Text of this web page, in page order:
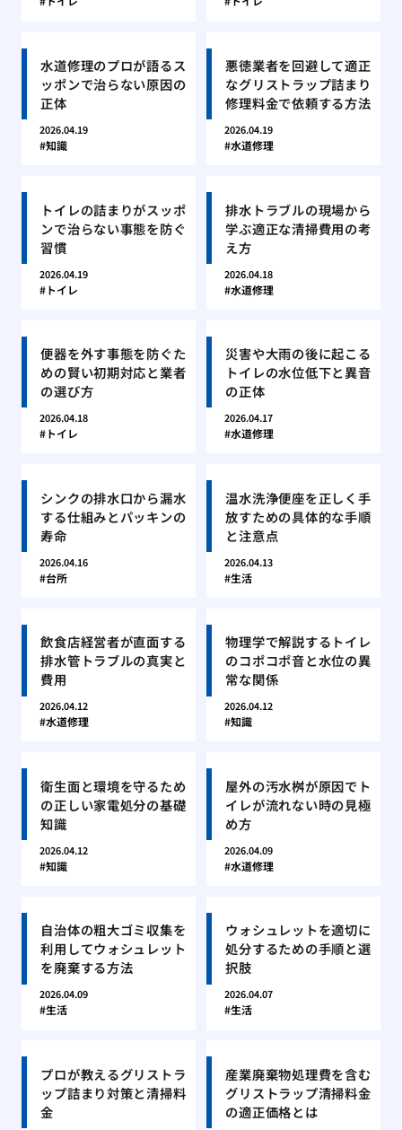
水道修理のプロが語るス
ッポンで治らない原因の
正体
2026.04.19
知識
悪徳業者を回避して適正
なグリストラップ詰まり
修理料金で依頼する方法
2026.04.19
水道修理
トイレの詰まりがスッポ
ンで治らない事態を防ぐ
習慣
2026.04.19
トイレ
排水トラブルの現場から
学ぶ適正な清掃費用の考
え方
2026.04.18
水道修理
便器を外す事態を防ぐた
めの賢い初期対応と業者
の選び方
2026.04.18
トイレ
災害や大雨の後に起こる
トイレの水位低下と異音
の正体
2026.04.17
水道修理
シンクの排水口から漏水
する仕組みとパッキンの
寿命
2026.04.16
台所
温水洗浄便座を正しく手
放すための具体的な手順
と注意点
2026.04.13
生活
飲食店経営者が直面する
排水管トラブルの真実と
費用
2026.04.12
水道修理
物理学で解説するトイレ
のコポコポ音と水位の異
常な関係
2026.04.12
知識
衛生面と環境を守るため
の正しい家電処分の基礎
知識
2026.04.12
知識
屋外の汚水桝が原因でト
イレが流れない時の見極
め方
2026.04.09
水道修理
自治体の粗大ゴミ収集を
利用してウォシュレット
を廃棄する方法
2026.04.09
生活
ウォシュレットを適切に
処分するための手順と選
択肢
2026.04.07
生活
プロが教えるグリストラ
ップ詰まり対策と清掃料
金
産業廃棄物処理費を含む
グリストラップ清掃料金
の適正価格とは